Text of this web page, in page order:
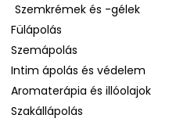
Szemkrémek és -gélek
Fülápolás
Szemápolás
Intim ápolás és védelem
Aromaterápia és illóolajok
Szakállápolás